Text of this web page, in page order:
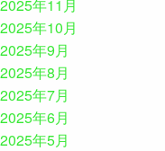
2025年11月
2025年10月
2025年9月
2025年8月
2025年7月
2025年6月
2025年5月